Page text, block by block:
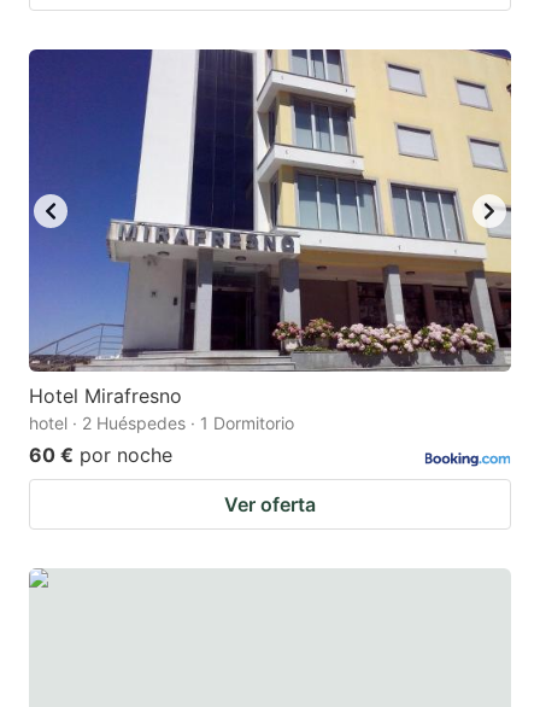
Hotel Mirafresno
hotel · 2 Huéspedes · 1 Dormitorio
60 € por noche
Ver oferta